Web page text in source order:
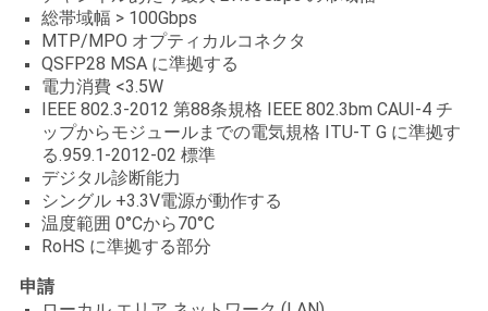
ニ
ュ
ー
引
用
総帯域幅 > 100Gbps
MTP/MPO オプティカルコネクタ
QSFP28 MSA に準拠する
電力消費 <3.5W
IEEE 802.3-2012 第88条規格 IEEE 802.3bm CAUI-4 チ
ップからモジュールまでの電気規格 ITU-T G に準拠す
る.959.1-2012-02 標準
デジタル診断能力
シングル +3.3V電源が動作する
温度範囲 0°Cから70°C
RoHS に準拠する部分
申請